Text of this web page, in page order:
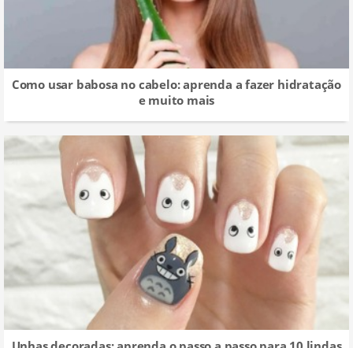
Como usar babosa no cabelo: aprenda a fazer hidratação
e muito mais